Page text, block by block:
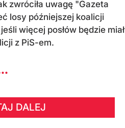
zwróciła uwagę "Gazeta
losy późniejszej koalicji
więcej posłów będzie miał
z PiS-em.
DALEJ